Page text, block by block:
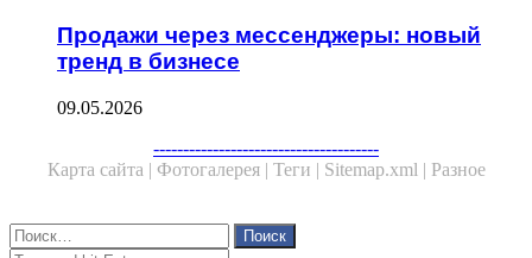
Продажи через мессенджеры: новый
тренд в бизнесе
09.05.2026
--------------------------------------
Карта сайта | Фотогалерея | Теги | Sitemap.xml | Разное
Close
Найти: